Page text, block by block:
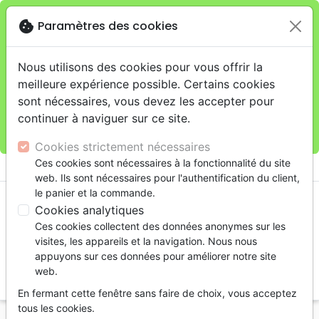
Je veux retirer ma commande au 11 rue de Rive,
Genèveclose
warningCette boutique en ligne est limitée au retrait en
magasin.
Pour les livraisons à domicile, veuillez passer vos
commandes sur la boutique La Maison de la Bible
shopping_cart
cookie Paramètres des cookies
Nous utilisons des cookies pour vous offrir la
meilleure expérience possible. Certains cookies
sont nécessaires, vous devez les accepter pour
continuer à naviguer sur ce site.
Cookies strictement nécessaires
Ces cookies sont nécessaires à la fonctionnalité du site
web. Ils sont nécessaires pour l'authentification du client,
le panier et la commande.
Cookies analytiques
Ces cookies collectent des données anonymes sur les
visites, les appareils et la navigation. Nous nous
appuyons sur ces données pour améliorer notre site
web.
En fermant cette fenêtre sans faire de choix, vous acceptez
tous les cookies.